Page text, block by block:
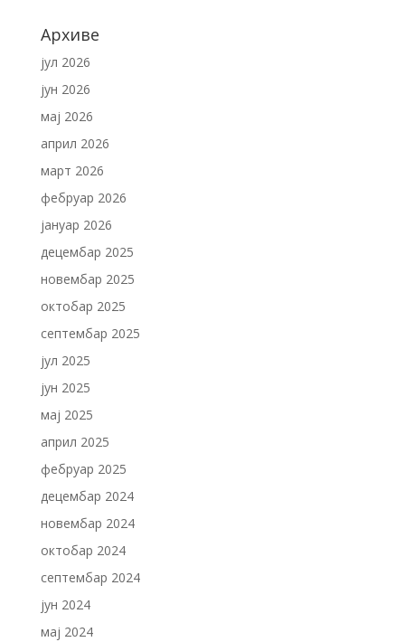
Архиве
јул 2026
јун 2026
мај 2026
април 2026
март 2026
фебруар 2026
јануар 2026
децембар 2025
новембар 2025
октобар 2025
септембар 2025
јул 2025
јун 2025
мај 2025
април 2025
фебруар 2025
децембар 2024
новембар 2024
октобар 2024
септембар 2024
јун 2024
мај 2024